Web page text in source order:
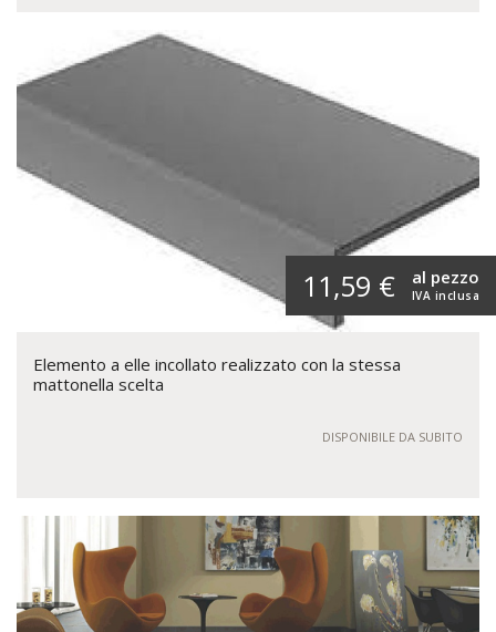
11,59 € IVA inclusa
al pezzo
Elemento a elle incollato realizzato con la stessa
mattonella scelta
DISPONIBILE DA SUBITO